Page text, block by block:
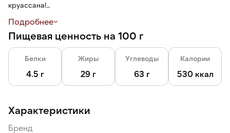
круассана!
наполнение. Насыщенный вкус шоколада внутри.
Это отличная альтернатива привычному печенью или
булочкам.
Подробнее
Пищевая ценность на 100 г
Белки
4.5 г
Жиры
29 г
Углеводы
63 г
Калории
530 ккал
Характеристики
Бренд